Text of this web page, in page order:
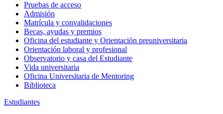
Pruebas de acceso
Admisión
Matrícula y convalidaciones
Becas, ayudas y premios
Oficina del estudiante y Orientación preuniversitaria
Orientación laboral y profesional
Observatorio y casa del Estudiante
Vida universitaria
Oficina Universitaria de Mentoring
Biblioteca
Estudiantes